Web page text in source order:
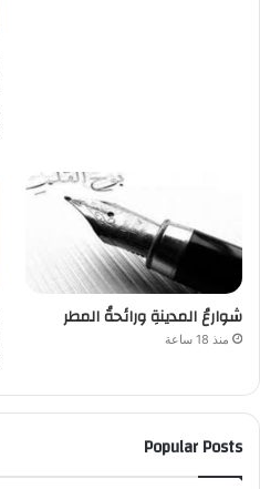
شوارعُ المدينةِ ورائحةُ المطر
منذ 18 ساعة
Popular Posts